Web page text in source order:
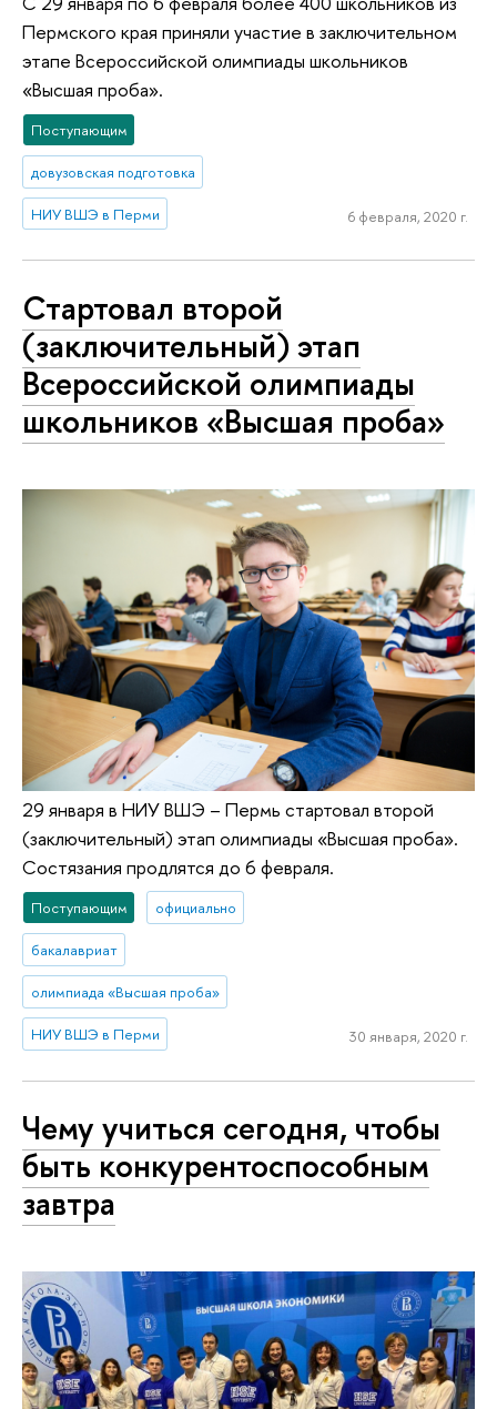
Пермского края приняли участие в заключительном
этапе Всероссийской олимпиады школьников
«Высшая проба».
Поступающим
довузовская подготовка
НИУ ВШЭ в Перми 6 февраля, 2020 г.
Стартовал второй
(заключительный) этап
Всероссийской олимпиады
школьников «Высшая проба»
29 января в НИУ ВШЭ – Пермь стартовал второй
(заключительный) этап олимпиады «Высшая проба».
Состязания продлятся до 6 февраля.
Поступающим официально
бакалавриат
олимпиада «Высшая проба»
НИУ ВШЭ в Перми 30 января, 2020 г.
Чему учиться сегодня, чтобы
быть конкурентоспособным
завтра